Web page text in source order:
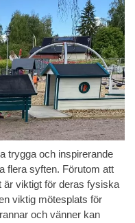
trygga och inspirerande
flera syften. Förutom att
är viktigt för deras fysiska
viktig mötesplats för
och vänner kan